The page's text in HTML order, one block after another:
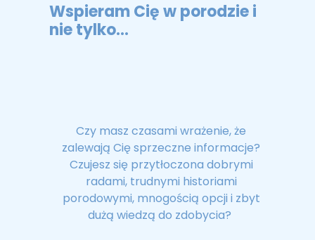
Wspieram Cię w porodzie i
nie tylko...
Czy masz czasami wrażenie, że
zalewają Cię sprzeczne informacje?
Czujesz się przytłoczona dobrymi
radami, trudnymi historiami
porodowymi, mnogością opcji i zbyt
dużą wiedzą do zdobycia?